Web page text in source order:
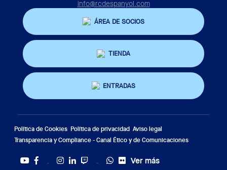
info@rcdespanyol.com
ÁREA DE SOCIOS
TIENDA
ENTRADAS
Política de Cookies Política de privacidad Aviso legal
Transparencia y Compliance - Canal Ético y de Comunicaciones
Ver más